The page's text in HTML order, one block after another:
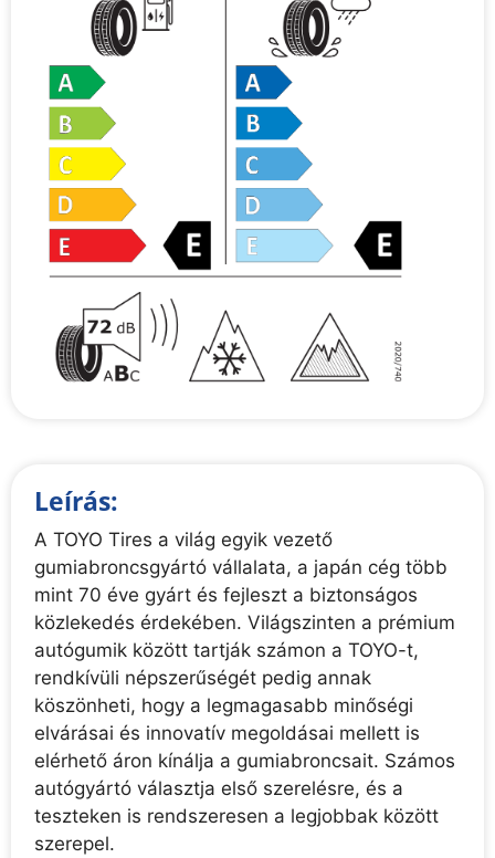
Leírás:
A TOYO Tires a világ egyik vezető
gumiabroncsgyártó vállalata, a japán cég több
mint 70 éve gyárt és fejleszt a biztonságos
közlekedés érdekében. Világszinten a prémium
autógumik között tartják számon a TOYO-t,
rendkívüli népszerűségét pedig annak
köszönheti, hogy a legmagasabb minőségi
elvárásai és innovatív megoldásai mellett is
elérhető áron kínálja a gumiabroncsait. Számos
autógyártó választja első szerelésre, és a
teszteken is rendszeresen a legjobbak között
szerepel.